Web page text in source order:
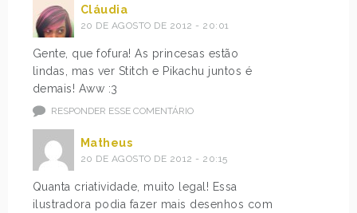
Cláudia
20 DE AGOSTO DE 2012 - 20:01
Gente, que fofura! As princesas estão
lindas, mas ver Stitch e Pikachu juntos é
demais! Aww :3
RESPONDER ESSE COMENTÁRIO
Matheus
20 DE AGOSTO DE 2012 - 20:15
Quanta criatividade, muito legal! Essa
ilustradora podia fazer mais desenhos com